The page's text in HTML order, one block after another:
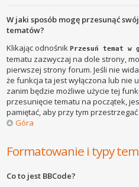
W jaki sposób mogę przesunąć
tematów?
Klikając odnośnikPrzesuń temat w
tematu zazwyczaj na dole strony,
pierwszej strony forum. Jeśli nie
że funkcja ta jest wyłączona lub nie
zanim będzie możliwe użycie tej
przesunięcie tematu na początek,
pamiętać, aby przy tym
Góra
Formatowanie i typy
Co to jest BBCode?